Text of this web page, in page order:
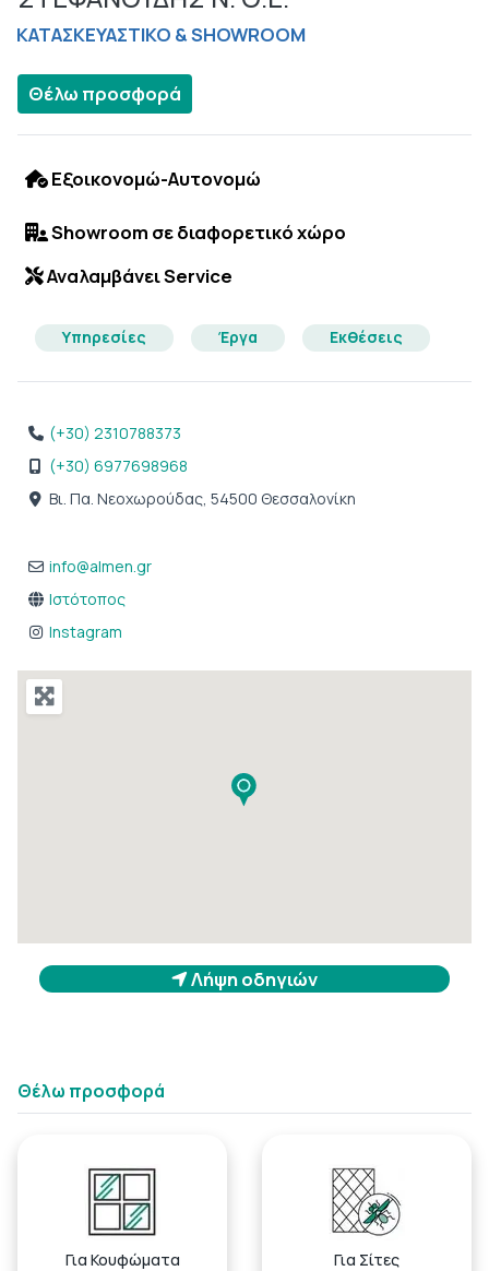
ΚΑΤΑΣΚΕΥΑΣΤΙΚΟ & SHOWROOM
Θέλω προσφορά
Εξοικονομώ-Αυτονομώ
Showroom σε διαφορετικό χώρο
Αναλαμβάνει Service
Υπηρεσίες Έργα Εκθέσεις
(+30) 2310788373
(+30) 6977698968
Βι. Πα. Νεοχωρούδας, 54500 Θεσσαλονίκη
info@almen.gr
Ιστότοπος
Instagram
Λήψη οδηγιών
Θέλω προσφορά
Για Κουφώματα Για Σίτες